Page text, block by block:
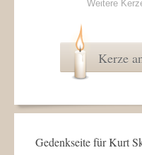
Weitere
Kerze
Gedenkseite für Kurt